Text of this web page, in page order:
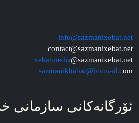
info@sazmanixebat.net
contact@sazmanixebat.net
xebatmedia@sazmanixebat.net
sazmanikhabat@hotmail.com
ئۆرگانه‌کانی سازمانی